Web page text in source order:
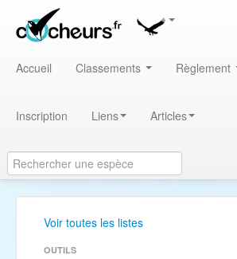
Accueil Classements Règlement
Inscription Liens Articles
Voir toutes les listes
OUTILS